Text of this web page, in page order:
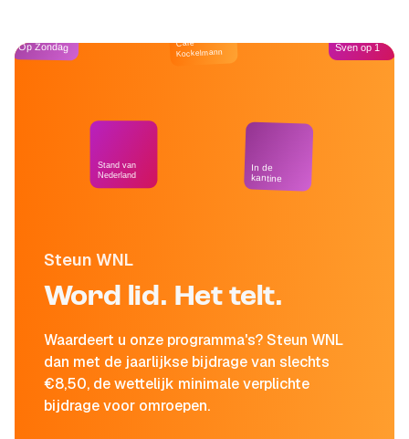
Steun WNL
Word lid. Het telt.
Waardeert u onze programma's? Steun WNL
dan met de jaarlijkse bijdrage van slechts
€8,50, de wettelijk minimale verplichte
bijdrage voor omroepen.
Op Zondag
Stand van
Nederland
Café
Kockelmann
In de
kantine
Sven op 1